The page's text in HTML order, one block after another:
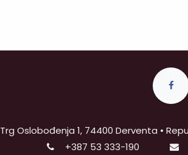
Trg Oslobođenja 1, 74400 Derventa •
+387 53 333-190